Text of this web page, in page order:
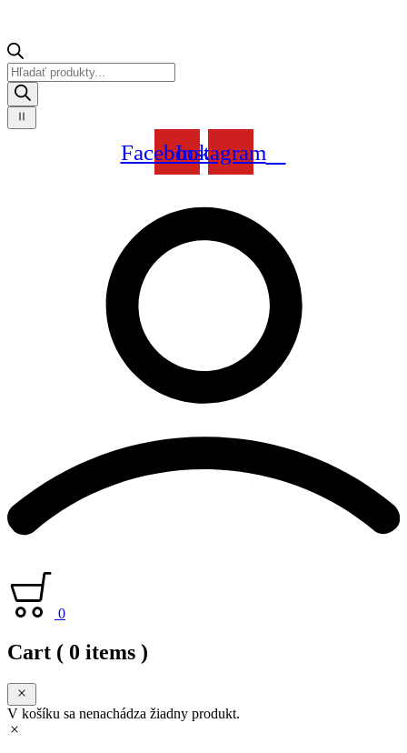
Products
search
FacebookInstagram
0
Cart ( 0 items )
V košíku sa nenachádza žiadny produkt.